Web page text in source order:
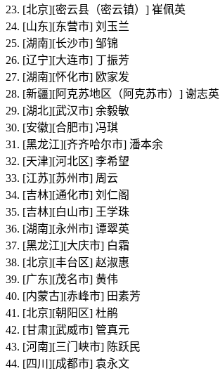
23. [北京][密云县（密云镇）] 崔佩英
24. [山东][东营市] 刘玉兰
25. [湖南][长沙市] 邹锦
26. [辽宁][大连市] 丁振芳
27. [湖南][怀化市] 欧家发
28. [新疆][阿克苏地区（阿克苏市）] 谢志英
29. [湖北][武汉市] 余毅敏
30. [安徽][合肥市] 冯琪
31. [黑龙江][齐齐哈尔市] 潘本余
32. [天津][河北区] 李希望
33. [江苏][苏州市] 周云
34. [吉林][通化市] 刘仁阁
35. [吉林][白山市] 王学珠
36. [湖南][永州市] 谭翠英
37. [黑龙江][大庆市] 白霜
38. [北京][丰台区] 赵淑惠
39. [广东][茂名市] 黄伟
40. [内蒙古][赤峰市] 田素芳
41. [北京][朝阳区] 杜鹃
42. [甘肃][武威市] 管真元
43. [河南][三门峡市] 陈跃民
44. [四川][成都市] 袁永文